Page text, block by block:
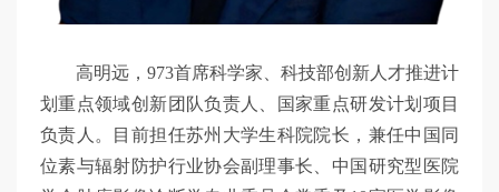
高明远，973首席科学家、科技部创新人才推进计
划重点领域创新团队负责人、国家重点研发计划项目
负责人。目前担任苏州大学生科院院长，兼任中国同
位素与辐射防护行业协会副理事长、中国研究型医院